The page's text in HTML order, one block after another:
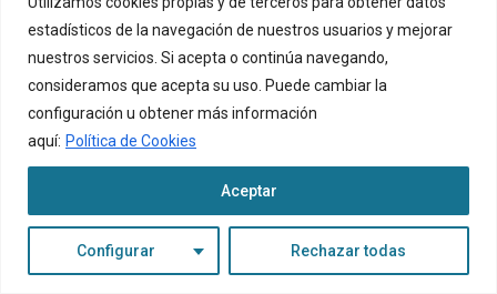
estadísticos de la navegación de nuestros usuarios y mejorar
nuestros servicios. Si acepta o continúa navegando,
consideramos que acepta su uso. Puede cambiar la
configuración u obtener más información
aquí: Política de Cookies
Configurar Rechazar todas
Aceptar
5to-
6to.
aplicaciones o programas que integren el
uso de condicionales, variables,
repeticiones, eventos en entornos que
integran el uso de sonidos, imágenes,
efectos.
Fuente: (Asociación de Profesores de Ciencias de la
Computación CSTA, 2017)